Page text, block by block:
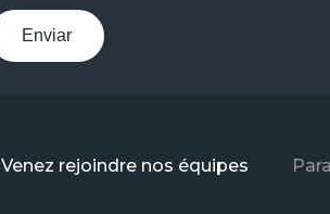
Enviar
Venez rejoindre nos équipes